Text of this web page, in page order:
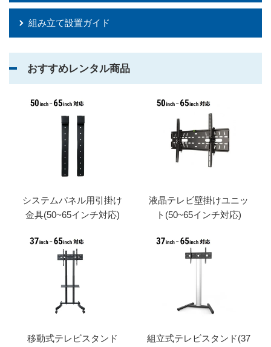
組み立て設置ガイド
おすすめレンタル商品
システムパネル用引掛け
金具(50~65インチ対応)
液晶テレビ壁掛けユニッ
ト(50~65インチ対応)
移動式テレビスタンド
組立式テレビスタンド(37